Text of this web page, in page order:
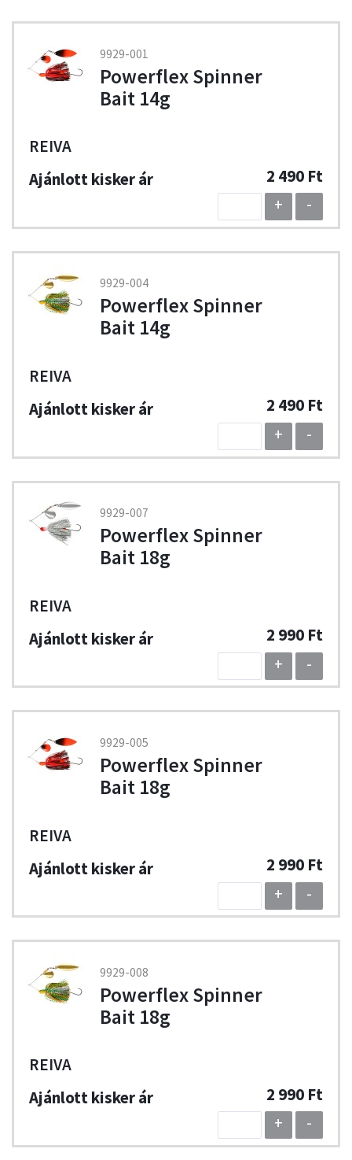
9929-001
Powerflex Spinner
Bait 14g
REIVA
2 490 Ft
+
-
9929-004
Powerflex Spinner
Bait 14g
REIVA
2 490 Ft
+
-
9929-007
Powerflex Spinner
Bait 18g
REIVA
2 990 Ft
+
-
9929-005
Powerflex Spinner
Bait 18g
REIVA
2 990 Ft
+
-
9929-008
Powerflex Spinner
Bait 18g
REIVA
2 990 Ft
+
-